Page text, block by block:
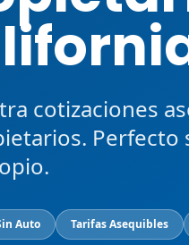
cotizaciones
Perfecto
Auto Tarifas Asequibles